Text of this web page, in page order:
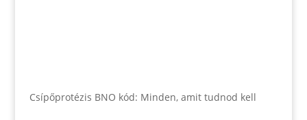
Csípőprotézis BNO kód: Minden, amit tudnod kell